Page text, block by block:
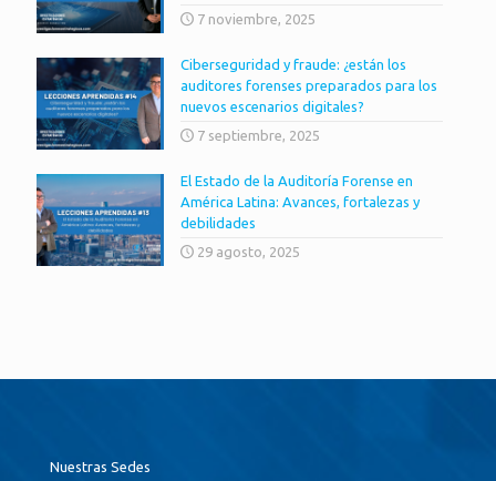
7 noviembre, 2025
Ciberseguridad y fraude: ¿están los
auditores forenses preparados para los
nuevos escenarios digitales?
7 septiembre, 2025
El Estado de la Auditoría Forense en
América Latina: Avances, fortalezas y
debilidades
29 agosto, 2025
Nuestras Sedes